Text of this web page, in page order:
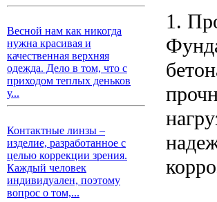
Весной нам как никогда
нужна красивая и
качественная верхняя
одежда. Дело в том, что с
приходом теплых деньков
у...
Контактные линзы –
изделие, разработанное с
целью коррекции зрения.
Каждый человек
индивидуален, поэтому
вопрос о том,...
1.